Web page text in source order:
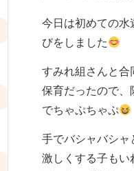
今日は初めての水
びをしました
すみれ組さんと合
保育だったので、
でちゃぷちゃぷ
手でバシャバシャ
激しくする子もい